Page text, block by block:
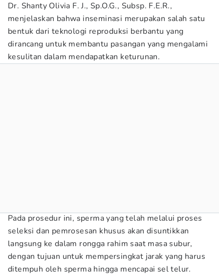
Dr. Shanty Olivia F. J., Sp.O.G., Subsp. F.E.R.,
menjelaskan bahwa inseminasi merupakan salah satu
bentuk dari teknologi reproduksi berbantu yang
dirancang untuk membantu pasangan yang mengalami
kesulitan dalam mendapatkan keturunan.
Pada prosedur ini, sperma yang telah melalui proses
seleksi dan pemrosesan khusus akan disuntikkan
langsung ke dalam rongga rahim saat masa subur,
dengan tujuan untuk mempersingkat jarak yang harus
ditempuh oleh sperma hingga mencapai sel telur.